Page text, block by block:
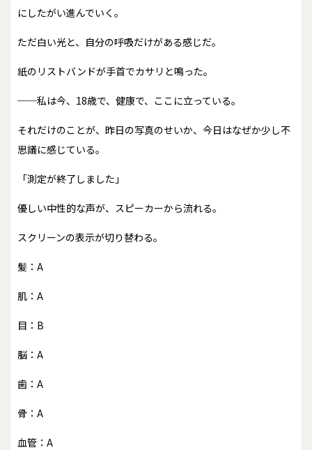
にしたがい進んでいく。
ただ白い光と、自分の呼吸だけがある感じだ。
紙のリストバンドが手首でカサリと鳴った。
──私は今、18歳で、健康で、ここに立っている。
それだけのことが、昨日の写真のせいか、今日はなぜか少し不
思議に感じている。
「測定が終了しました」
優しい中性的な声が、スピーカーから流れる。
スクリーンの表示が切り替わる。
髪：A
肌：A
目：B
脳：A
歯：A
骨：A
血管：A